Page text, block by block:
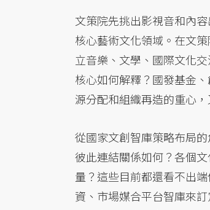
文策院先挑出影視音和內
核心藝術文化領域。在文
立音樂、文學、國際文化
核心如何解釋？國發基金
源分配和組織再造的重心
從國家文創智庫策略布局
彼此連結關係如何？各個
量？這些目前都還看不出
資、市場媒合平台智庫來